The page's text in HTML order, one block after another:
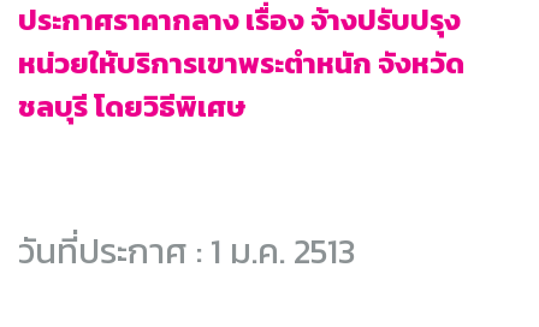
ประกาศราคากลาง เรื่อง จ้างปรับปรุง
หน่วยให้บริการเขาพระตำหนัก จังหวัด
ชลบุรี โดยวิธีพิเศษ
วันที่ประกาศ : 1 ม.ค. 2513